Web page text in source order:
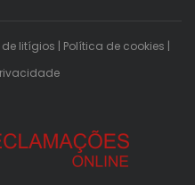
litígios | Política de cookies |